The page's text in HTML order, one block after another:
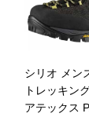
シリオ メン
トレッキン
アテックス